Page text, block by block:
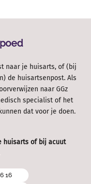
naar je huisarts, of (bij
de huisartsenpost. Als
naar GGz
specialist of het
dat voor je doen.
huisarts of bij acuut
16